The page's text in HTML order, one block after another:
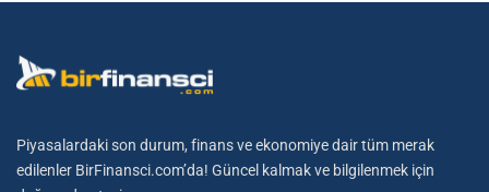
Piyasalardaki son durum, finans ve ekonomiye dair tüm merak
edilenler BirFinansci.com’da! Güncel kalmak ve bilgilenmek için